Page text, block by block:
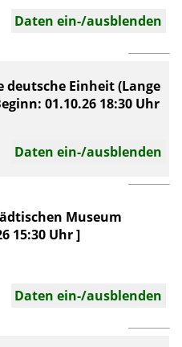
Daten ein-/ausblenden
deutsche Einheit (Lange
01.10.26 18:30 Uhr
Daten ein-/ausblenden
Museum
15:30 Uhr ]
Daten ein-/ausblenden